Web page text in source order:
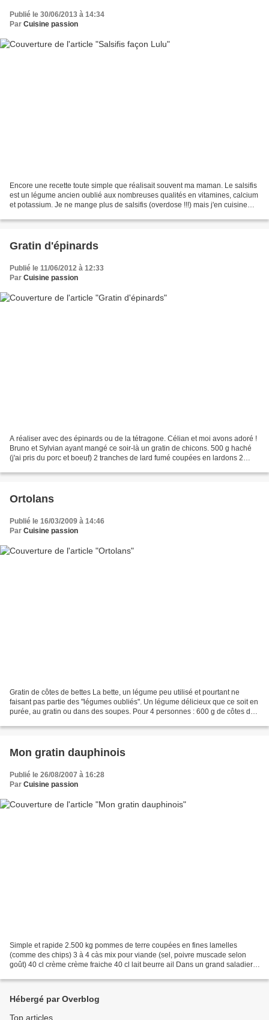
Publié le 30/06/2013 à 14:34
Par Cuisine passion
Encore une recette toute simple que réalisait souvent ma maman. Le salsifis
est un légume ancien oublié aux nombreuses qualités en vitamines, calcium
et potassium. Je ne mange plus de salsifis (overdose !!!) mais j'en cuisine
Gratin d'épinards
Publié le 11/06/2012 à 12:33
Par Cuisine passion
A réaliser avec des épinards ou de la tétragone. Célian et moi avons adoré !
Bruno et Sylvian ayant mangé ce soir-là un gratin de chicons. 500 g haché
(j'ai pris du porc et boeuf) 2 tranches de lard fumé coupées en lardons 2
Ortolans
Publié le 16/03/2009 à 14:46
Par Cuisine passion
Gratin de côtes de bettes La bette, un légume peu utilisé et pourtant ne
faisant pas partie des "légumes oubliés". Un légume délicieux que ce soit en
purée, au gratin ou dans des soupes. Pour 4 personnes : 600 g de côtes de
Mon gratin dauphinois
Publié le 26/08/2007 à 16:28
Par Cuisine passion
Simple et rapide 2.500 kg pommes de terre coupées en fines lamelles
(comme des chips) 3 à 4 càs mix pour viande (sel, poivre muscade selon
goût) 40 cl crème crème fraiche 40 cl lait beurre ail Dans un grand saladier,
Hébergé par Overblog
Top articles